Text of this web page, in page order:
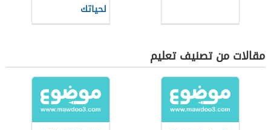
لحياتك
مقالات من تصنيف تعليم